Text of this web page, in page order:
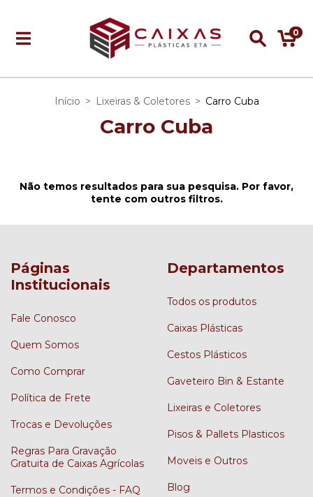
0
Início > Lixeiras & Coletores > Carro Cuba
Carro Cuba
Não temos resultados para sua pesquisa. Por favor,
tente com outros filtros.
Páginas
Institucionais
Fale Conosco
Quem Somos
Como Comprar
Política de Frete
Trocas e Devoluções
Regras Para Gravação
Gratuita de Caixas Agrícolas
Termos e Condições - FAQ
Departamentos
Todos os produtos
Caixas Plásticas
Cestos Plásticos
Gaveteiro Bin & Estante
Lixeiras e Coletores
Pisos & Pallets Plasticos
Moveis e Outros
Blog